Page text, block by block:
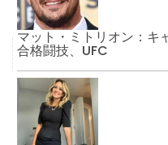
マット・ミトリオン：キ
合格闘技、UFC